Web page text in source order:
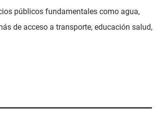
públicos fundamentales como agua,
de acceso a transporte, educación salud,